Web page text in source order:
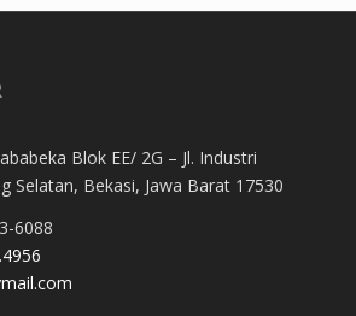
Blok EE/ 2G – Jl. Industri
Selatan, Bekasi, Jawa Barat 17530
6088